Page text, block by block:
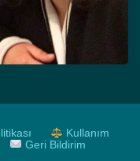
Kullanım
Geri Bildirim